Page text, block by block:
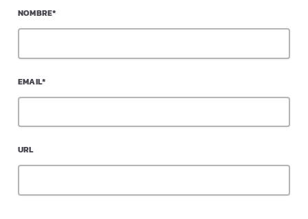
NOMBRE*
EMAIL*
URL